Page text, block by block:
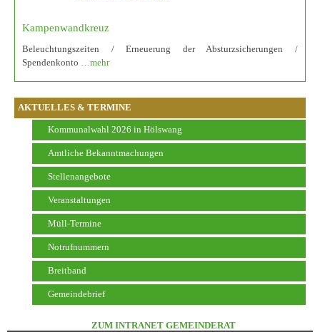
AKTUELLES & TERMINE
Kommunalwahl 2026 in Hölswang
Amtliche Bekanntmachungen
Stellenangebote
Veranstaltungen
Müll-Termine
Notrufnummern
Breitband
Gemeindebrief
Kampenwandkreuz
Beleuchtungszeiten / Erneuerung der Absturzsicherungen /
Spendenkonto …mehr
ZUM INTRANET GEMEINDERAT